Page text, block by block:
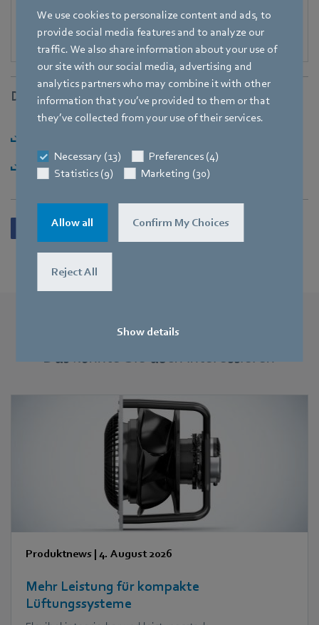
We use cookies to personalize content and ads, to
provide social media features and to analyze our
traffic. We also share information about your use of
our site with our social media, advertising and
analytics partners who may combine it with other
information that you’ve provided to them or that
they’ve collected from your use of their services.
Necessary (13)
Preferences (4)
Statistics (9)
Marketing (30)
Allow all Confirm My Choices
Reject All
Show details
Downloads
Herunterladen [ZIP] - 543,73KB
Weitere Pressemeldungen
Das könnte Sie auch interessieren
Produktnews | 4. August 2026
Mehr Leistung für kompakte
Lüftungssysteme